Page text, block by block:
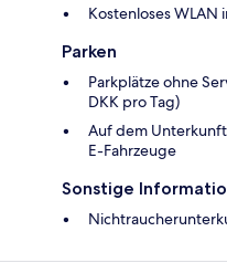
Kostenloses WLAN
Parken
Parkplätze ohne
DKK pro Tag)
Auf dem
E-Fahrzeuge
Sonstige